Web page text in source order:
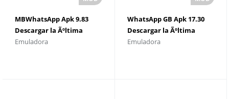
MBWhatsApp Apk 9.83
Descargar la Ãºltima
versiÃ³n 2025
Emuladora
WhatsApp GB Apk 17.30
Descargar la Ãºltima
versiÃ³n
Emuladora